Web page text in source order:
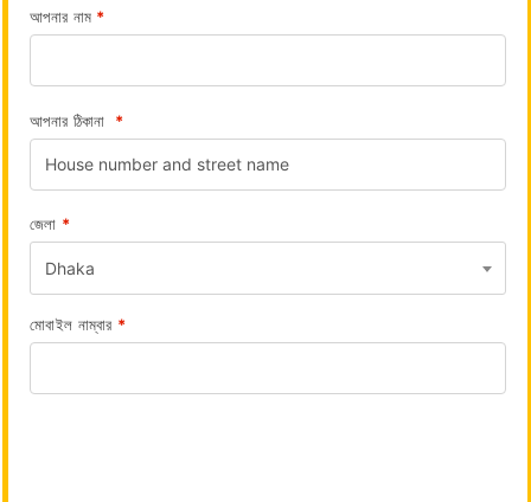
আপনার নাম *
আপনার ঠিকানা *
জেলা *
Dhaka
মোবাইল নাম্বার *